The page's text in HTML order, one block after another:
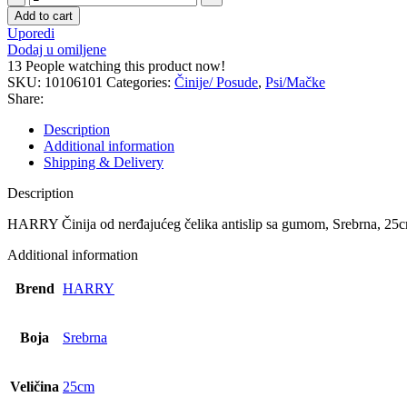
Posuda
za
hranu
-
1
kom
quantity
Add to cart
Uporedi
Dodaj u omiljene
13 People watching this product now!
SKU: 10106101 Categories: Činije/ Posude, Psi/Mačke
Share:
Description
Additional information
Shipping & Delivery
Description
HARRY Činija od nerđajućeg čelika antislip sa gumom, Srebrna,
Additional information
Brend HARRY
Boja Srebrna
Veličina 25cm